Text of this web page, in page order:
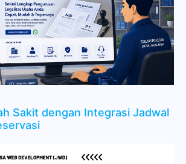
Sakit dengan Integrasi Jadwal